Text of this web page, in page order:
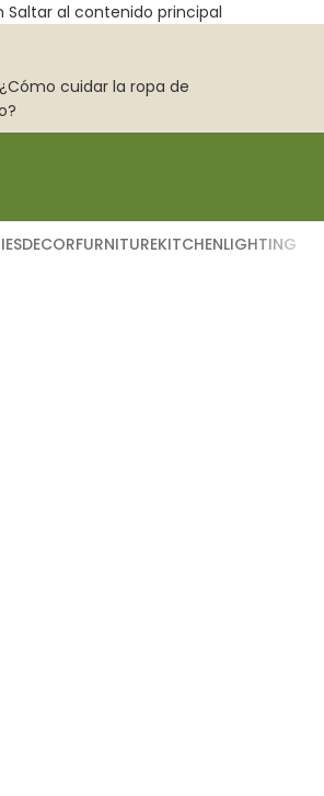
Saltar al contenido principal
DECORFURNITUREKITCHENLIGHTING